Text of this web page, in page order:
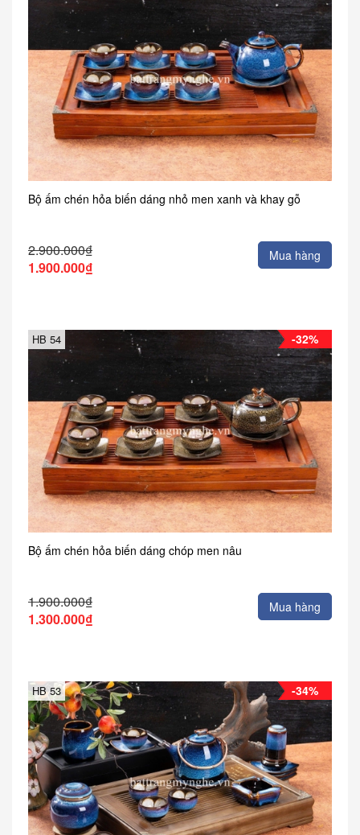
Bộ ấm chén hỏa biến dáng nhỏ men xanh và khay gỗ
2.900.000₫
1.900.000₫
Mua hàng
-32%
HB 54
Bộ ấm chén hỏa biến dáng chóp men nâu
1.900.000₫
1.300.000₫
Mua hàng
-34%
HB 53